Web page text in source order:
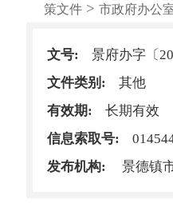
策文件> 市政府办公
文号:
景府办字〔
文件类别:
其他
有效期:
长期有效
信息索取号:
发布机构:
景德镇